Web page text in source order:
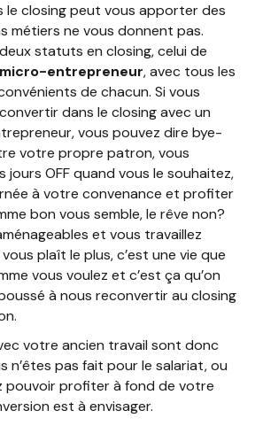
le closing peut vous apporter des
métiers ne vous donnent pas.
statuts en closing, celui de
micro-entrepreneur, avec tous les
de chacun. Si vous
dans le closing avec un
vous pouvez dire bye-
votre propre patron, vous
jours OFF quand vous le souhaitez,
à votre convenance et profiter
bon vous semble, le rêve non?
et vous travaillez
plaît le plus, c’est une vie que
vous voulez et c’est ça qu’on
à nous reconvertir au closing
votre ancien travail sont donc
n’êtes pas fait pour le salariat, ou
pouvoir profiter à fond de votre
est à envisager.